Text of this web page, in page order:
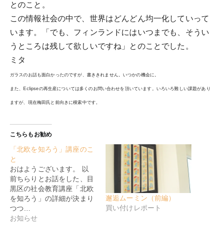
とのこと。
この情報社会の中で、世界はどんどん均一化していって
います。「でも、フィンランドにはいつまでも、そうい
うところは残して欲しいですね」とのことでした。
ミタ
ガラスのお話も面白かったのですが、書ききれません。いつかの機会に。
また、Eclipseの再生産については多くのお問い合わせを頂いています。いろいろ難しい課題があり
ますが、現在梅田氏と前向きに模索中です。
こちらもお勧め
「北欧を知ろう」講座のこ
と
おはようございます。 以
前ちらりとお話をした、目
黒区の社会教育講座「北欧
を知ろう」の詳細が決まり
つつ…
お知らせ
邂逅ムーミン（前編）
買い付けレポート